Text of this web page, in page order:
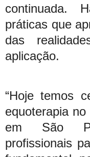
continuada.
práticas que
das
aplicação.
“Hoje temos
equoterapia
em São
profissionais